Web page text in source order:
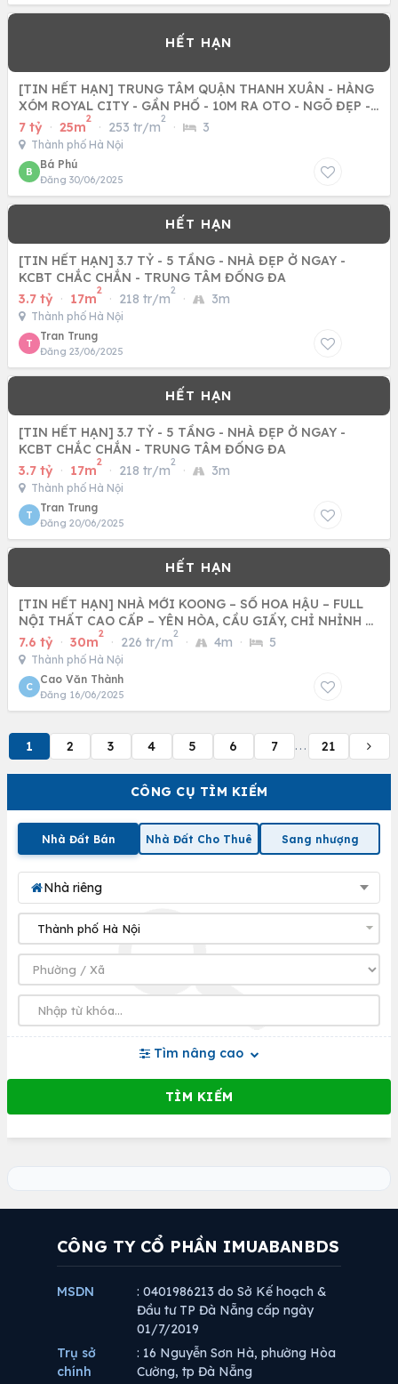
CÔNG CỤ TÌM KIẾM
Nhà Đất Bán Nhà Đất Cho Thuê Sang nhượng
Nhà riêng
Tìm nâng cao
[TIN HẾT HẠN] TRUNG TÂM QUẬN THANH XUÂN - HÀNG
XÓM ROYAL CITY - GẦN PHỐ - 10M RA OTO - NGÕ ĐẸP -
NHÀ ĐẸP LONG LANH
7 tỷ · 25m
2
· 253 tr/m
2
· 3
Thành phố Hà Nội
B
Bá Phú
Đăng 30/06/2025
[TIN HẾT HẠN] 3.7 TỶ - 5 TẦNG - NHÀ ĐẸP Ở NGAY -
KCBT CHẮC CHẮN - TRUNG TÂM ĐỐNG ĐA
3.7 tỷ · 17m
2
· 218 tr/m
2
· 3m
Thành phố Hà Nội
T
Tran Trung
Đăng 23/06/2025
[TIN HẾT HẠN] 3.7 TỶ - 5 TẦNG - NHÀ ĐẸP Ở NGAY -
KCBT CHẮC CHẮN - TRUNG TÂM ĐỐNG ĐA
3.7 tỷ · 17m
2
· 218 tr/m
2
· 3m
Thành phố Hà Nội
T
Tran Trung
Đăng 20/06/2025
[TIN HẾT HẠN] NHÀ MỚI KOONG – SỔ HOA HẬU – FULL
NỘI THẤT CAO CẤP – YÊN HÒA, CẦU GIẤY, CHỈ NHỈNH 7
TỶ
7.6 tỷ · 30m
2
· 226 tr/m
2
· 4m · 5
Thành phố Hà Nội
C
Cao Văn Thành
Đăng 16/06/2025
1 2 3 4 5 6 7 ... 21
CÔNG TY CỔ PHẦN IMUABANBDS
MSDN
: 0401986213 do Sở Kế hoạch &
Đầu tư TP Đà Nẵng cấp ngày
01/7/2019
Trụ sở
chính
: 16 Nguyễn Sơn Hà, phường Hòa
Cường, tp Đà Nẵng